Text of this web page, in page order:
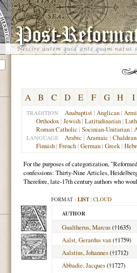
A B C D E F G H I
TRADITION Anabaptist | Anglican |
Orthodox | Jewish | Latitudinarian |
Roman Catholic | Socinian-Unitarian |
LANGUAGE Arabic | Aramaic | Chaldean
Finnish | French | German | Greek|
For the purposes of categorization,
confessions: Thirty-Nine Articles,
Therefore, late-17th century authors who
FORMAT : LIST | CLOUD
AUTHOR
Gualtherus, Marcus(†1635)
Aalst, Gerardus van(†1759)
Aalstius, Johannes(†1712)
Abbadie, Jacques(†1727)